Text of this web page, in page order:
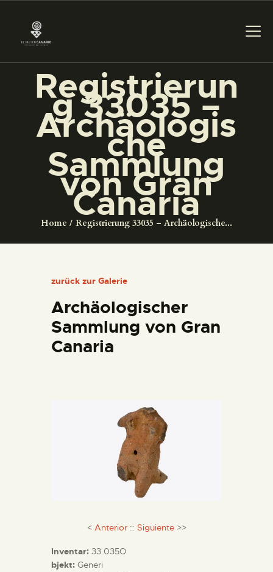
Registrierun
g 33035 –
Archäologis
che
Sammlung
von Gran
Canaria
Home Registrierung 33035 – Archäologische...
DAS MUSEUM
DIENSTLEISTUNGEN
DIGITALE RESSOURCEN
DEUTSCH
DIGITALE RESSOURCEN
DEUTSCH
zurück zur Galerie
Archäologischer
Sammlung von Gran
Canaria
< Anterior:: Siguiente>>
Inventar: 33.035O
bjekt: Generi